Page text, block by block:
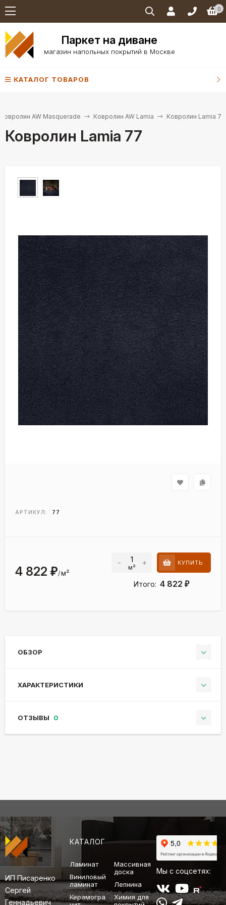
0
Паркет на диване
магазин напольных покрытий в Москве
КАТАЛОГ ТОВАРОВ
Ковролин AW Masquerade Ковролин AW Lamia Ковролин Lamia 77
Ковролин Lamia 77
АРТИКУЛ: 77
4 822 ₽/м²
- м² + КУПИТЬ
Итого: 4 822 ₽
ОБЗОР
ХАРАКТЕРИСТИКИ
ОТЗЫВЫ 0
ИП Писаренко
Сергей
Геннадьевич
КАТАЛОГ
Ламинат
Виниловый
ламинат
Керамогра
Массивная
доска
Лепнина
Химия для
Мы с соцсетях: